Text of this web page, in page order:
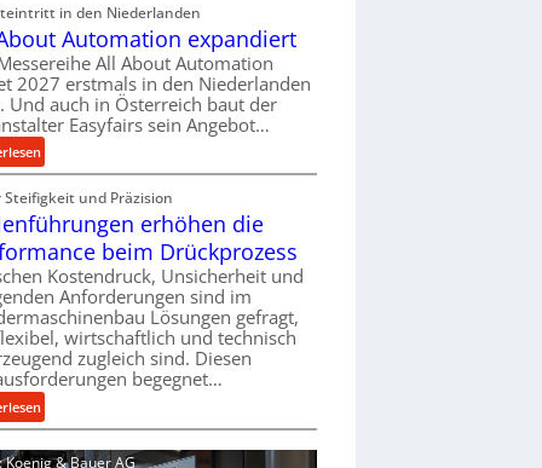
r
s
o
r
g
u
n
g
e
n
t
p
a
n
n
t
s
i
c
c
h
i
n
e
n
a
u
-
B
e
s
t
e
l
l
n
in den Niederlanden
Automation expandiert
All About Automation
2027 erstmals in den Niederlanden
Und auch in Österreich baut der
Easyfairs sein Angebot…
:
A
l
l
b
o
u
t
A
u
t
o
m
Steifigkeit und Präzision
erhöhen die
beim Drückprozess
Kostendruck, Unsicherheit und
Anforderungen sind im
Lösungen gefragt,
wirtschaftlich und technisch
zugleich sind. Diesen
begegnet…
:
R
o
Koenig & Bauer AG